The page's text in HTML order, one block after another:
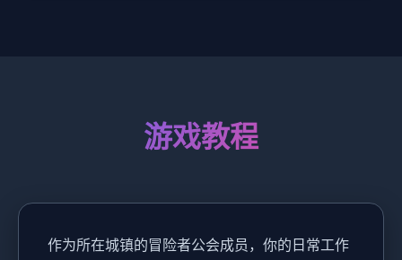
游戏教程
作为所在城镇的冒险者公会成员，你的日常工作